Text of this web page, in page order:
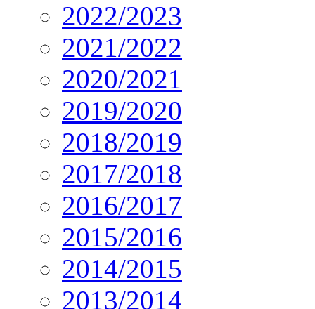
2022/2023
2021/2022
2020/2021
2019/2020
2018/2019
2017/2018
2016/2017
2015/2016
2014/2015
2013/2014